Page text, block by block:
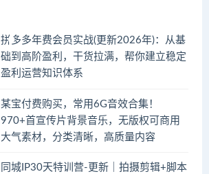
拼多多年费会员实战(更新2026年)：从基
础到高阶盈利，干货拉满，帮你建立稳定
盈利运营知识体系
某宝付费购买，常用6G音效合集！
970+首宣传片背景音乐，无版权可商用
大气素材，分类清晰，高质量内容
同城IP30天特训营-更新｜拍摄剪辑+脚本